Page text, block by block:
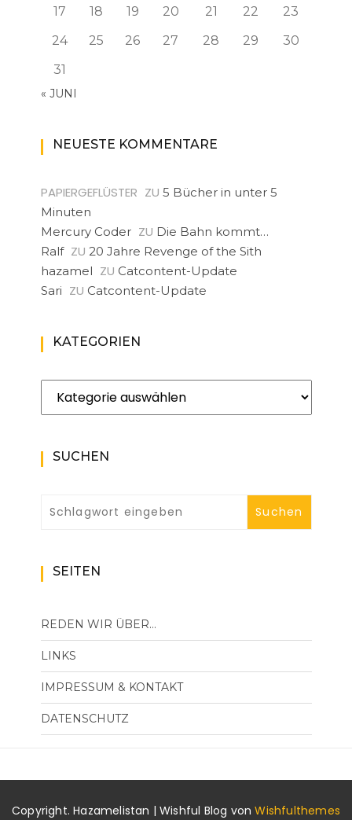
17
18 19 20 21 22
23
24
25 26 27 28 29
30
31
« JUNI
NEUESTE KOMMENTARE
PAPIERGEFLÜSTER ZU 5 Bücher in unter 5
Minuten
Mercury Coder ZU Die Bahn kommt…
Ralf ZU 20 Jahre Revenge of the Sith
hazamel ZU Catcontent-Update
Sari ZU Catcontent-Update
KATEGORIEN
Kategorien
SUCHEN
SEITEN
REDEN WIR ÜBER…
LINKS
IMPRESSUM & KONTAKT
DATENSCHUTZ
Copyright. Hazamelistan | Wishful Blog vonWishfulthemes